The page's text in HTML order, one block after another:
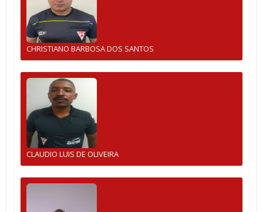
CHRISTIANO BARBOSA DOS SANTOS
CLAUDIO LUIS DE OLIVEIRA